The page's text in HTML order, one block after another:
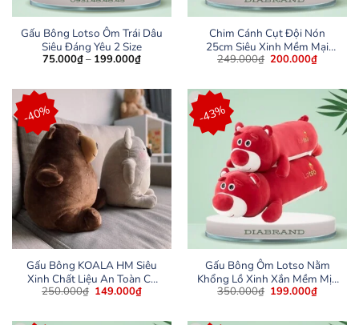
Gấu Bông Lotso Ôm Trái Dâu
Siêu Đáng Yêu 2 Size
75.000₫– 199.000₫Khoảng
75.000₫
đến
199.000₫
Chim Cánh Cụt Đội Nón
25cm Siêu Xinh Mềm Mại
Cho Bé
249.000₫ Giá
249.000₫.
200.000₫Giá
hiện
là:
-40%
Gấu Bông KOALA HM Siêu
Xinh Chất Liệu An Toàn Co
Giãn 4 Chiều Siêu Xinh Cho
250.000₫ Giá
250.000₫.
149.000₫Giá
hiện
là:
-43%
Gấu Bông Ôm Lotso Nằm
Khổng Lồ Xinh Xắn Mềm Mịn
– Diabrand
350.000₫ Giá
350.000₫.
199.000₫Giá
hiện
là: